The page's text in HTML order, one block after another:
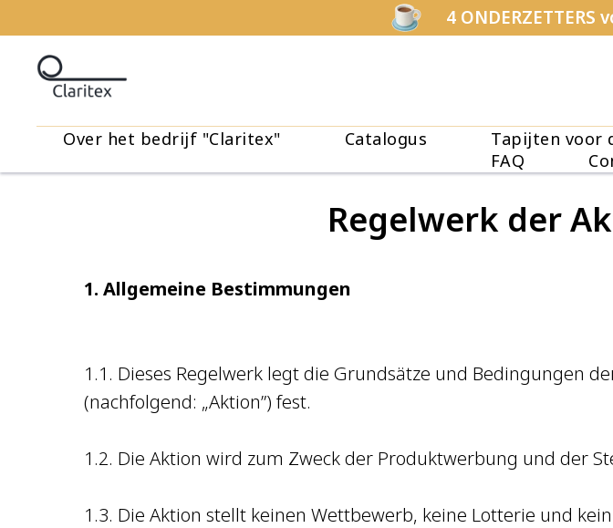
4 ONDERZETTERS
Over het bedrijf "Claritex" Catalogus Tapijten voor
FAQ
Regelwerk der
1. Allgemeine Bestimmungen
1.1. Dieses Regelwerk legt die Grundsätze und Bedingungen
(nachfolgend: „Aktion”) fest.
1.2. Die Aktion wird zum Zweck der Produktwerbung und der
1.3. Die Aktion stellt keinen Wettbewerb, keine Lotterie und